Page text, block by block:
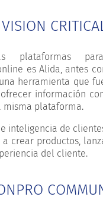
plataformas
es Alida, antes
herramienta que
información
misma plataforma.
inteligencia de
a crear productos,
del cliente.